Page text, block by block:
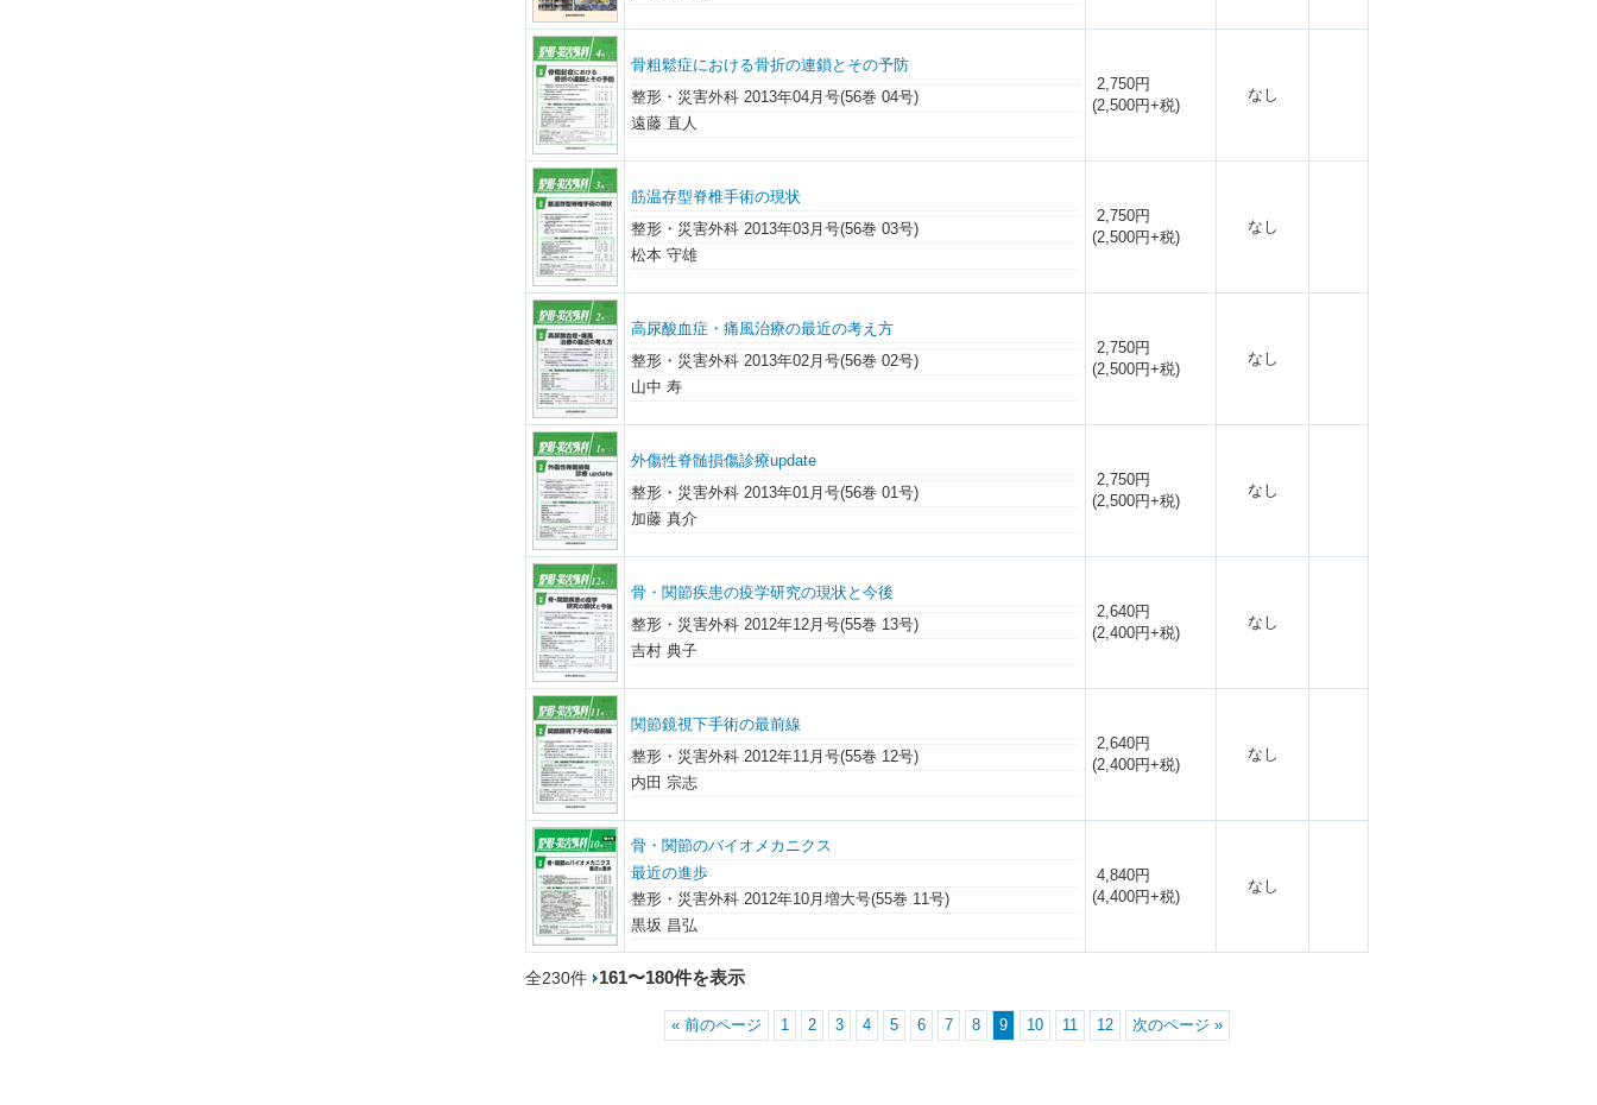
骨粗鬆症における骨折の連鎖とその予防
整形・災害外科 2013年04月号(56巻 04号)
遠藤 直人
2,750円
(2,500円+税)
なし
筋温存型脊椎手術の現状
整形・災害外科 2013年03月号(56巻 03号)
松本 守雄
2,750円
(2,500円+税)
なし
高尿酸血症・痛風治療の最近の考え方
整形・災害外科 2013年02月号(56巻 02号)
山中 寿
2,750円
(2,500円+税)
なし
外傷性脊髄損傷診療update
整形・災害外科 2013年01月号(56巻 01号)
加藤 真介
2,750円
(2,500円+税)
なし
骨・関節疾患の疫学研究の現状と今後
整形・災害外科 2012年12月号(55巻 13号)
吉村 典子
2,640円
(2,400円+税)
なし
関節鏡視下手術の最前線
整形・災害外科 2012年11月号(55巻 12号)
内田 宗志
2,640円
(2,400円+税)
なし
骨・関節のバイオメカニクス
最近の進歩
整形・災害外科 2012年10月増大号(55巻 11号)
黒坂 昌弘
4,840円
(4,400円+税)
なし
全230件 161〜180件を表示
« 前のページ 1 2 3 4 5 6 7 8 9 10 11 12 次のページ »